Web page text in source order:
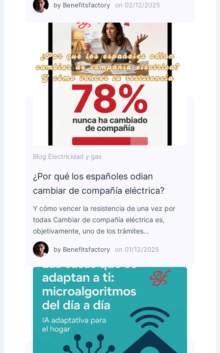
by Benefitsfactory on 02/12/2025
Blog Electricidad y gas
¿Por qué los españoles odian
cambiar de compañía eléctrica?
Y cómo vencer la resistencia de una vez por
todas Cambiar de compañía eléctrica es,
objetivamente, uno de los trámites…
by Benefitsfactory on 01/12/2025